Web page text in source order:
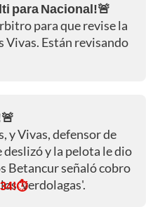
para Nacional!🚨
para que revise la
Vivas. Están revisando
y Vivas, defensor de
y la pelota le dio
Betancur señaló cobro
'verdolagas'.
34!⏱️